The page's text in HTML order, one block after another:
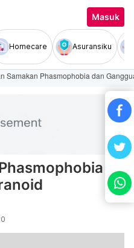
Masuk
Homecare Asuransiku
Samakan Phasmophobia dan